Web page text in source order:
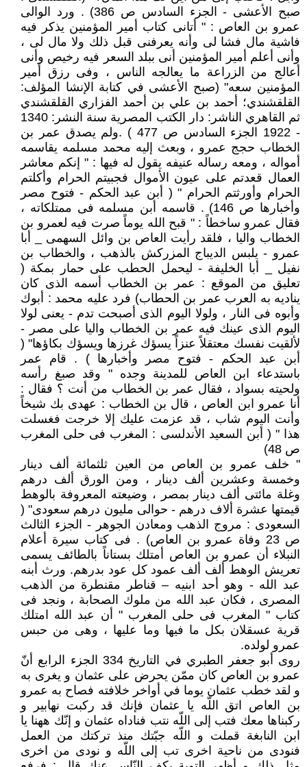
صبح الأعشى - الجزء السادس ص 386) . ورد الوالى
عمرو بن العاص : " أتانى كتاب أمير المؤمنين يذكر فيه
فاشية مال فشا لى وأنه يعرفنى قبل ذلك ولا مال لى ،
وأنى أعلم أمير المؤمنين أنى ببلد السعر فيه رخيص وأنى
أعالج من الزراعة ما يعالجه الناس ، وفى رزق أمير
المؤمنين سعه" (صبح الأعشى في كتابة الإنشا المؤلف:
القلقشندي؛ أحمد بن علي بن أحمد الفزاري القلقشندي
ثم القاهري الناشر: دار الكتب المصرية سنة النشر: 1340
- 1922 الجزء السادس ص 477 ) .ولم يصدق عمر بن
الخطاب حجج عمرو ، وبعث إليه محمد مسلمه يقاسمه
أمواله ، ومعه رساله عنيفه يقول له فيها : " إنكم معاشر
العمال قعدتم على عيون الأموال فجبيتم الحرام وأكلتم
الحرام وأورثتم الحرام " ( أبن عبد الحكم - فتوح مصر
وأخبارها ص 146) . قاسمه أبن مسلمه فى ممتلكاته ،
فقال عمرو ساخطاً : " قبح الله يوماً صرت فيه لعمرو بن
الخطاب واليا ، فلقد رأيت العاص بن وائل السهمى _ أبا
عمرو - يلبس الديباج المزركش بالذهب ، والخطاب بن
نفيل _ أبا الخليفة - ليحمل الحطب على حمار بمكة (
تعليق من الموقع : عمر بن الخطاب أسمه الذى كان
يناديه به العرب عمر بن الحطاب) فرد عليه محمد : أبوك
وأبوه فى النار ، ولولا اليوم الذى أصبحت تدم - يعنى لولا
اليوم الذى عينك فيه عمر بن الخطاب واليا على مصر -
لألقيت نفسك معتقلاً عنزاً يسؤك غرزها ويسؤك بكاؤها" (
أبن عبد الحكم - فتوح مصر وأخبارها ) . قام عمر
باستدعاء ابن العاص للمدينة وجده " وقد صبغ رأسه
ولحيته بسواد ، فقال عمر بن الخطاب من أنت ؟ فقال :
أنا عمرو ابن العاص ، قال بن الخطاب : عهدى بك شيخاً
وأنت اليوم شاب ، قد عزمت عليك إلا خرجت فغسلت
هذا " ( أبن السعيد الأندلسى : المغرب فى حلى المغرب
ص 48)
" خلف عمرو بن العاص من العين ثلثمائة ألف دينار
وخمسة وعشرين ألف دينار ، ومن الورق ألف درهم
وغلة مائتى ألف دينار بمصر ، وضيعته المعروفة بالوهط
قيمتها عشرة ألاف درهم - حوالى مليون درهم سعودى" (
السعودى : مروج الذهب ومعادن الجوهر - الجزء الثالث
ص 23 وفاة عمرو بن العاص) . فى كتاب سيرة أعلام
النبلاء أن عمرو بن العاص أمتلك بستاناً بالطائف يسمى
تعريش الوهط ألف ألف عمود كل عود بدرهم. ورث أبنه
عبد الله - وهو أحد ابنيه – قناطر مقنطرة من الذهب
المصرى ، فكان عبد الله من ملوك الصحابة ، ونجد فى
كتاب " المغرب فى حلى المغرب " أن عبد الله امتلك
قرية عسقلان بكل ما فيها وما عليها ، وهى من حبس
عمرو لولده.
روى أبو جعفر الطبري في التاريخ 334 الجزء الرابع أنّ
عمرو بن العاص كان ممّن يحرض على عثمان و يغرى به
و لقد خطب عثمان يوما في أواخر خلافته فصاح به عمرو
بن العاص اتق اللّه يا عثمان فإنك قد ركبت نهابير و
ركبناها معك فتب إلى اللّه نتب فناداه عثمان و إنّك ههنا يا
ابن النابغة قملت و اللّه جبّتك منذ تركتك من العمل
فنودى من ناحية اخرى تب إلى اللّه و نودى من اخرى